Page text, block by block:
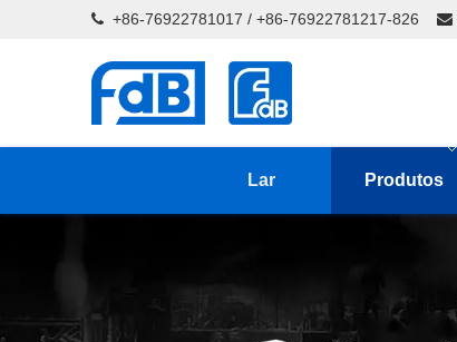
 +86-76922781017 / +86-76922781217-826 
Lar Produtos